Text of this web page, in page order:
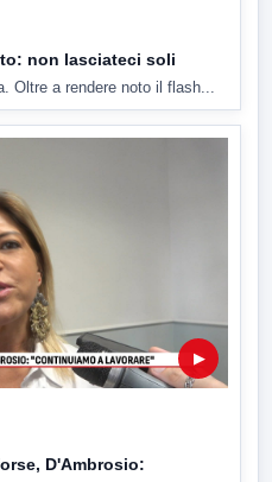
non lasciateci soli
Oltre a rendere noto il flash...
▶
D'Ambrosio: